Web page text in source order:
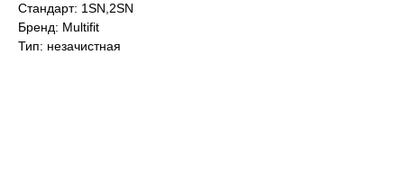
Стандарт: 1SN,2SN
Бренд: Multifit
Тип: незачистная